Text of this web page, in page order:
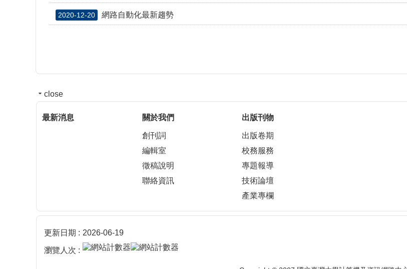
2020-12-20 網路自動化最新趨勢
close
最新消息 關於我們
創刊詞
編輯室
徵稿說明
聯絡資訊
出版刊物
出版卷期
校務服務
專題報導
技術論壇
產業專欄
更新日期 2026-06-19
瀏覽人次